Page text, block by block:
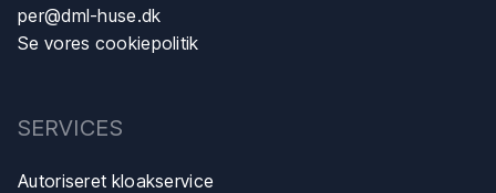
per@dml-huse.dk
Se vores cookiepolitik
SERVICES
Autoriseret kloakservice